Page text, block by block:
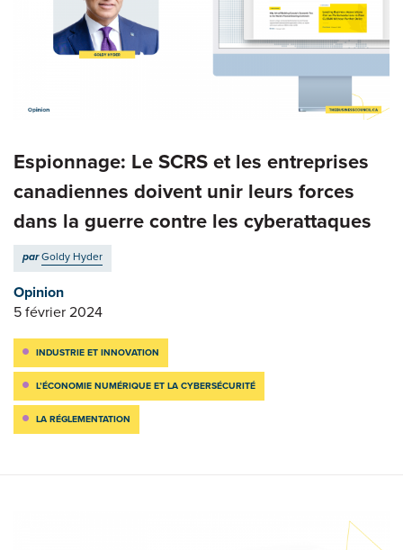
Espionnage: Le SCRS et les entreprises
canadiennes doivent unir leurs forces
dans la guerre contre les cyberattaques
parGoldy Hyder
Opinion
5 février 2024
INDUSTRIE ET INNOVATION
L’ÉCONOMIE NUMÉRIQUE ET LA CYBERSÉCURITÉ
LA RÉGLEMENTATION